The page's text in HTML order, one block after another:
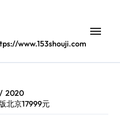
www.153shouji.com
2020
北京17999元